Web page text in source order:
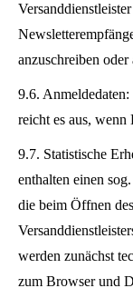
anzuschreiben
9.6.
reicht es aus,
9.7. Statistische
enthalten einen
die beim Öffnen
werden zunächst
zum Browser und